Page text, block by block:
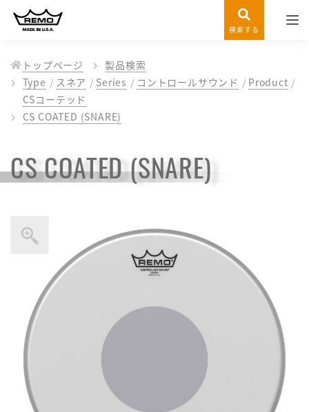
検索する
トップページ
製品検索
Type
スネア Series コントロールサウンド
Product
CSコーテッド
CS COATED (SNARE)
CS COATED (SNARE)